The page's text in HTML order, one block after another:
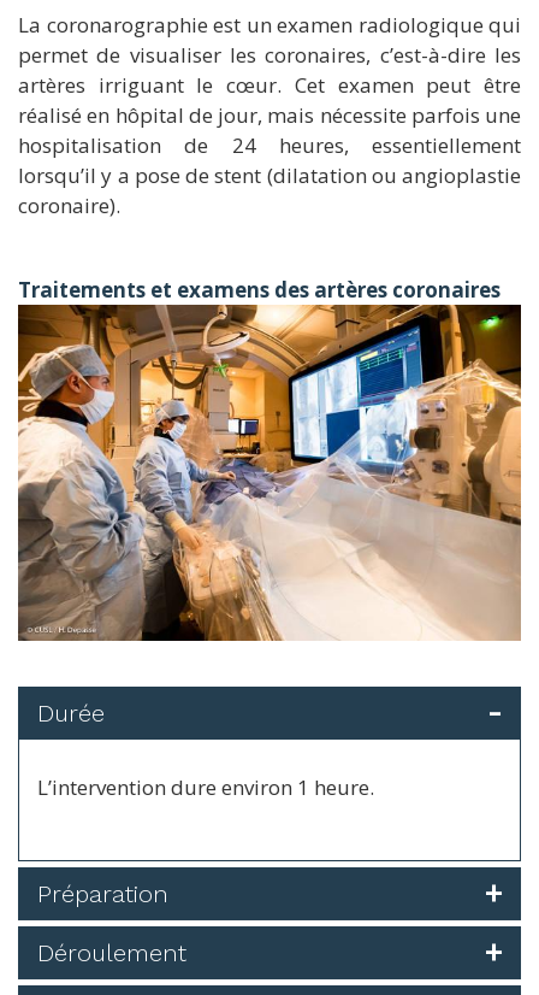
La coronarographie est un examen radiologique qui
permet de visualiser les coronaires, c’est-à-dire les
artères irriguant le cœur. Cet examen peut être
réalisé en hôpital de jour, mais nécessite parfois une
hospitalisation de 24 heures, essentiellement
lorsqu’il y a pose de stent (dilatation ou angioplastie
coronaire).
Traitements et examens des artères coronaires
Durée
L’intervention dure environ 1 heure.
Préparation
Déroulement